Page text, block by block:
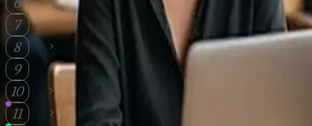
7 Probezeit und besondere Regelungen
8 Rechtliche Grundlagen und Struktur
9 Fazit
10 Häufig gestellte Fragen
11 Checkliste Bußgeldkatalog